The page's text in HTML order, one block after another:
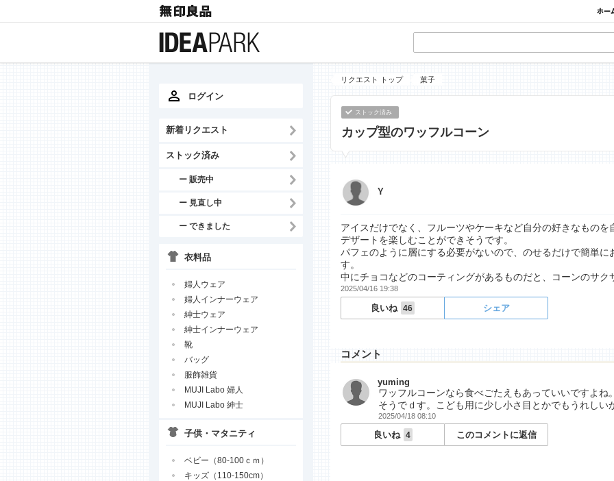
ログイン
新着リクエスト
ストック済み
ー 販売中
ー 見直し中
ー できました
衣料品
婦人ウェア
婦人インナーウェア
紳士ウェア
紳士インナーウェア
靴
バッグ
服飾雑貨
MUJI Labo 婦人
MUJI Labo 紳士
子供・マタニティ
ベビー（80-100ｃｍ）
キッズ（110-150cm）
リクエスト トップ 菓子
ストック済み
カップ型のワッフルコーン
Y
アイスだけでなく、フルーツやケーキなど自分の好きなもの
デザートを楽しむことができそうです。
パフェのように層にする必要がないので、のせるだけで簡単
す。
中にチョコなどのコーティングがあるものだと、コーンのサ
2025/04/16 19:38
良いね 46 シェア
コメント
yuming
ワッフルコーンなら食べごたえもあっていいですよね
そうでｄす。こども用に少し小さ目とかでもうれしい
2025/04/18 08:10
良いね 4 このコメントに返信